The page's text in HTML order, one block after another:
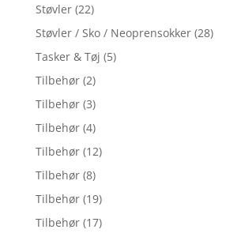
Støvler (22)
Støvler / Sko / Neoprensokker (28)
Tasker & Tøj (5)
Tilbehør (2)
Tilbehør (3)
Tilbehør (4)
Tilbehør (12)
Tilbehør (8)
Tilbehør (19)
Tilbehør (17)